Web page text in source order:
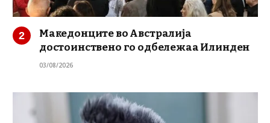
Македонците во Австралија
достоинствено го одбележаа Илинден
03/08/2026